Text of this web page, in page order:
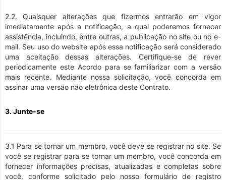
2.2. Quaisquer alterações que fizermos entrarão em vigor
imediatamente após a notificação, a qual poderemos fornecer
assistência, incluindo, entre outras, a publicação no site ou no e-
mail. Seu uso do website após essa notificação será considerado
uma aceitação dessas alterações. Certifique-se de rever
periodicamente este Acordo para se familiarizar com a versão
mais recente. Mediante nossa solicitação, você concorda em
assinar uma versão não eletrônica deste Contrato.
3. Junte-se
3.1 Para se tornar um membro, você deve se registrar no site. Se
você se registrar para se tornar um membro, você concorda em
fornecer informações precisas, atualizadas e completas sobre
você, conforme solicitado pelo nosso formulário de registro